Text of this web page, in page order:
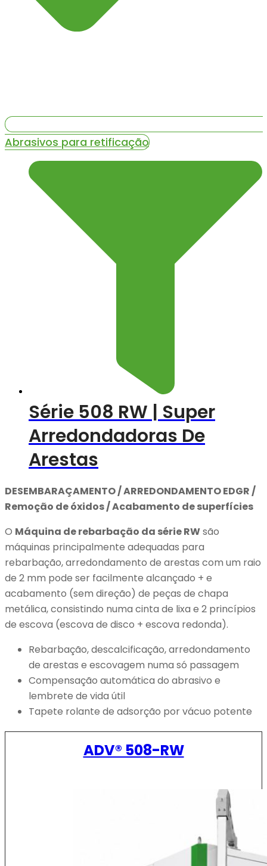
Abrasivos para retificação
Série 508 RW | Super
Arredondadoras De
Arestas
DESEMBARAÇAMENTO / ARREDONDAMENTO EDGR /
Remoção de óxidos / Acabamento de superfícies
O Máquina de rebarbação da série RWsão
máquinas principalmente adequadas para
rebarbação, arredondamento de arestas com um raio
de 2 mm pode ser facilmente alcançado + e
acabamento (sem direção) de peças de chapa
metálica, consistindo numa cinta de lixa e 2 princípios
de escova (escova de disco + escova redonda).
Rebarbação, descalcificação, arredondamento
de arestas e escovagem numa só passagem
Compensação automática do abrasivo e
lembrete de vida útil
Tapete rolante de adsorção por vácuo potente
ADV® 508-RW